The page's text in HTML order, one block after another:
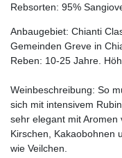
Rebsorten: 95%
Anbaugebiet: Chianti
Gemeinden Greve in
Reben: 10-25 Jahre.
Weinbeschreibung: So
sich mit intensivem
sehr elegant mit Aromen
Kirschen, Kakaobohnen
wie Veilchen.